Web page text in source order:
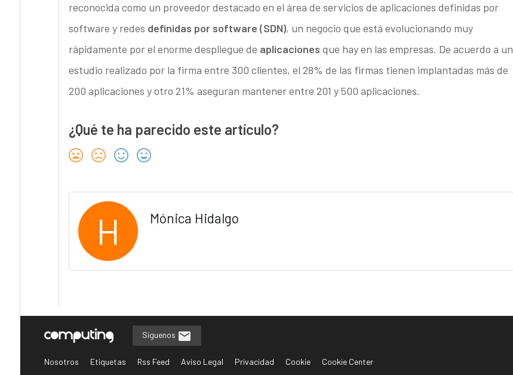
reconocida como un proveedor destacado en el área de servicios de aplicaciones definidas por
software y redes definidas por software (SDN), un negocio que está evolucionando muy
rápidamente por el enorme despliegue de aplicaciones que hay en las empresas. De acuerdo a un
estudio realizado por la firma entre 300 clientes, el 28% de las firmas tienen implantadas más de
200 aplicaciones y otro 21% aseguran mantener entre 201 y 500 aplicaciones.
¿Qué te ha parecido este artículo?
H Mónica Hidalgo
Síguenos
Nosotros Etiquetas Rss Feed Aviso Legal Privacidad Cookie Cookie Center